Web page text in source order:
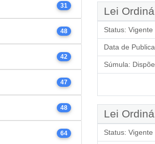
31
48
42
47
48
64
Lei
Status: Vigente
Data de
Súmula:
Lei
Status: Vigente